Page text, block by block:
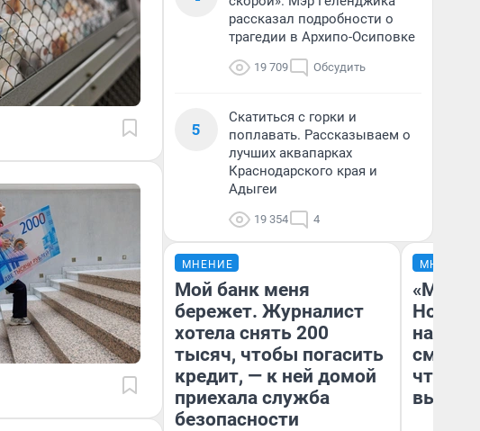
рассказал подробности о
трагедии в Архипо-Осиповке
19 709 Обсудить
5
Скатиться с горки и
поплавать. Рассказываем о
лучших аквапарках
Краснодарского края и
Адыгеи
19 354 4
МНЕНИЕ
Мой банк меня
бережет. Журналист
хотела снять 200
тысяч, чтобы погасить
кредит, — к ней домой
приехала служба
безопасности
МНЕНИЕ
«Мы
чтобы